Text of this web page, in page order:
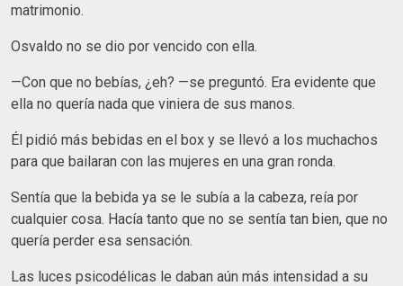
matrimonio.
Osvaldo no se dio por vencido con ella.
—Con que no bebías, ¿eh? —se preguntó. Era evidente que
ella no quería nada que viniera de sus manos.
Él pidió más bebidas en el box y se llevó a los muchachos
para que bailaran con las mujeres en una gran ronda.
Sentía que la bebida ya se le subía a la cabeza, reía por
cualquier cosa. Hacía tanto que no se sentía tan bien, que no
quería perder esa sensación.
Las luces psicodélicas le daban aún más intensidad a su